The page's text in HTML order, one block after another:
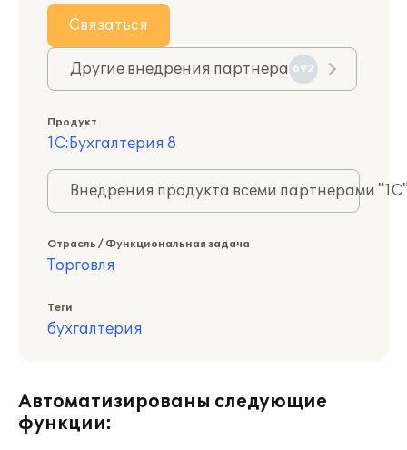
Связаться
Другие внедрения партнера 692
Продукт
1С:Бухгалтерия 8
Внедрения продукта всеми партнерами
Отрасль / Функциональная задача
Торговля
Теги
бухгалтерия
Автоматизированы следующие
функции: